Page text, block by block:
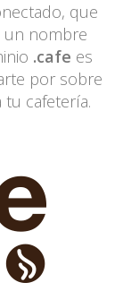
que
un nombre
.cafe es
por sobre
tu cafetería.